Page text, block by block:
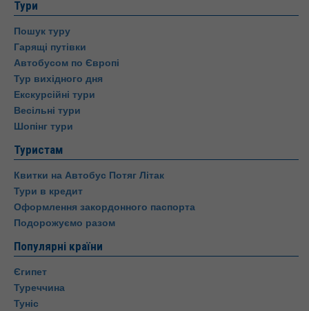
Тури
Пошук туру
Гарящі путівки
Автобусом по Європі
Тур вихідного дня
Екскурсійні тури
Весільні тури
Шопінг тури
Туристам
Квитки на Автобус Потяг Літак
Тури в кредит
Оформлення закордонного паспорта
Подорожуємо разом
Популярні країни
Єгипет
Туреччина
Туніс